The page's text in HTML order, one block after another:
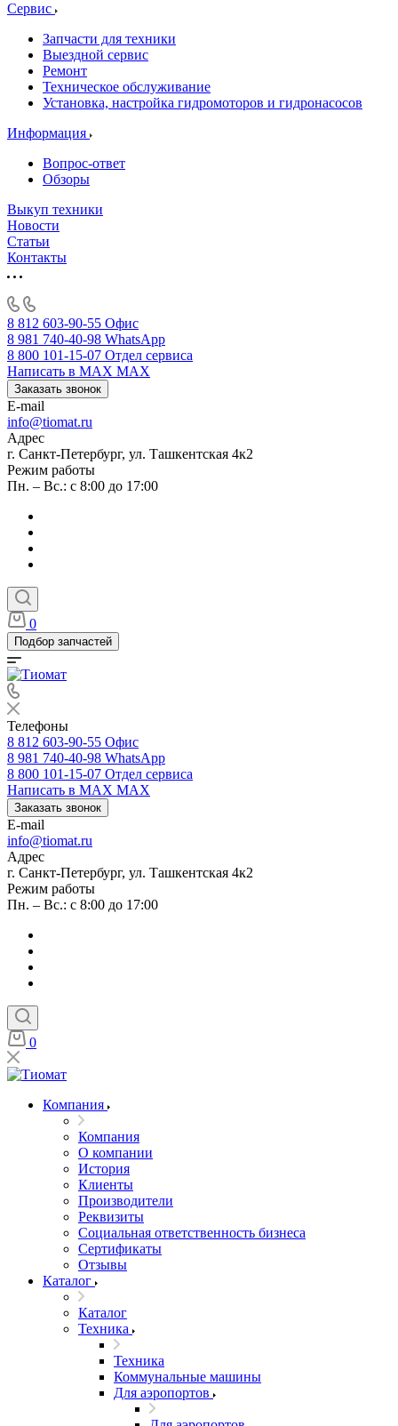
Сервис
Запчасти для техники
Выездной сервис
Ремонт
Техническое обслуживание
Установка, настройка гидромоторов и гидронасосов
Информация
Вопрос-ответ
Обзоры
Выкуп техники
Новости
Статьи
Контакты
8 812 603-90-55 Офис
8 981 740-40-98 WhatsApp
8 800 101-15-07 Отдел сервиса
Написать в MAX MAX
Заказать звонок
E-mail
info@tiomat.ru
Адрес
г. Санкт-Петербург, ул. Ташкентская 4к2
Режим работы
Пн. – Вс.: с 8:00 до 17:00
0
Подбор запчастей
Телефоны
8 812 603-90-55 Офис
8 981 740-40-98 WhatsApp
8 800 101-15-07 Отдел сервиса
Написать в MAX MAX
Заказать звонок
E-mail
info@tiomat.ru
Адрес
г. Санкт-Петербург, ул. Ташкентская 4к2
Режим работы
Пн. – Вс.: с 8:00 до 17:00
0
Компания
Компания
О компании
История
Клиенты
Производители
Реквизиты
Социальная ответственность бизнеса
Сертификаты
Отзывы
Каталог
Каталог
Техника
Техника
Коммунальные машины
Для аэропортов